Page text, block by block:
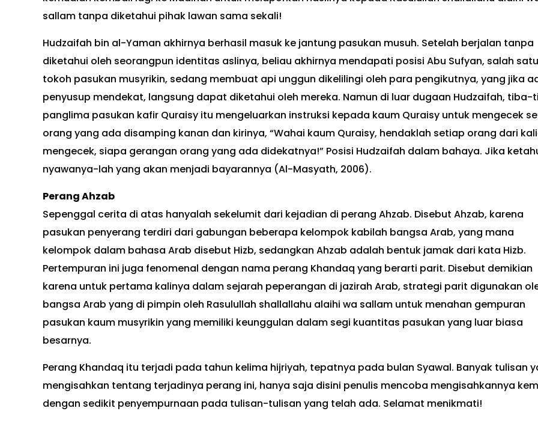
sallam tanpa diketahui pihak lawan sama sekali!
Hudzaifah bin al-Yaman akhirnya berhasil masuk ke jantung pasukan musuh. Setelah berjalan tanpa
diketahui oleh seorangpun identitas aslinya, beliau akhirnya mendapati posisi Abu Sufyan, salah satu
tokoh pasukan musyrikin, sedang membuat api unggun dikelilingi oleh para pengikutnya, yang jika
penyusup mendekat, langsung dapat diketahui oleh mereka. Namun di luar dugaan Hudzaifah, tiba-
panglima pasukan kafir Quraisy itu mengeluarkan instruksi kepada kaum Quraisy untuk mengecek
orang yang ada disamping kanan dan kirinya, “Wahai kaum Quraisy, hendaklah setiap orang dari
mengecek, siapa gerangan orang yang ada didekatnya!” Posisi Hudzaifah dalam bahaya. Jika
nyawanya-lah yang akan menjadi bayarannya (Al-Masyath, 2006).
Perang Ahzab
Sepenggal cerita di atas hanyalah sekelumit dari kejadian di perang Ahzab. Disebut Ahzab, karena
pasukan penyerang terdiri dari gabungan beberapa kelompok kabilah bangsa Arab, yang mana
kelompok dalam bahasa Arab disebut Hizb, sedangkan Ahzab adalah bentuk jamak dari kata Hizb.
Pertempuran ini juga fenomenal dengan nama perang Khandaq yang berarti parit. Disebut demikian
karena untuk pertama kalinya dalam sejarah peperangan di jazirah Arab, strategi parit digunakan
bangsa Arab yang di pimpin oleh Rasulullah shallallahu alaihi wa sallam untuk menahan gempuran
pasukan kaum musyrikin yang memiliki keunggulan dalam segi kuantitas pasukan yang luar biasa
besarnya.
Perang Khandaq itu terjadi pada tahun kelima hijriyah, tepatnya pada bulan Syawal. Banyak tulisan
mengisahkan tentang terjadinya perang ini, hanya saja disini penulis mencoba mengisahkannya
dengan sedikit penyempurnaan pada tulisan-tulisan yang telah ada. Selamat menikmati!